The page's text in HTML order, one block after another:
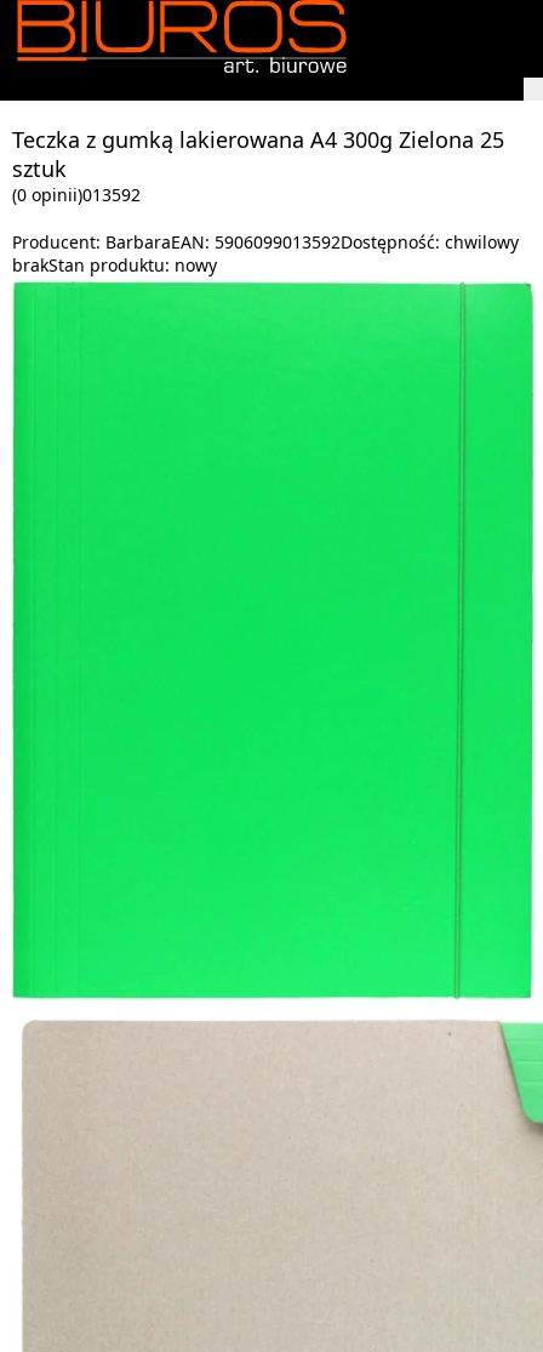
Teczka z gumką lakierowana A4 300g Zielona 25
sztuk
(0 opinii)013592
Producent: BarbaraEAN: 5906099013592Dostępność: chwilowy
brakStan produktu: nowy